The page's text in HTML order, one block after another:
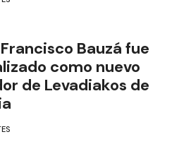
Bauzá fue
como nuevo
de Levadiakos de